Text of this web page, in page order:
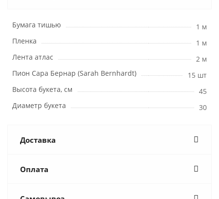
Бумага тишью
1 м
Пленка
1 м
Лента атлас
2 м
Пион Сара Бернар (Sarah Bernhardt)
15 шт
Высота букета, см
45
Диаметр букета
30
Доставка
Оплата